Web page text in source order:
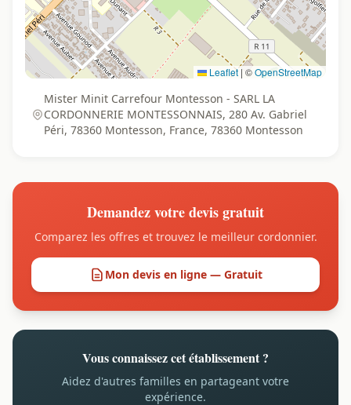
Leaflet | ©OpenStreetMap
Mister Minit Carrefour Montesson - SARL LA
CORDONNERIE MONTESSONNAIS, 280 Av. Gabriel
Péri, 78360 Montesson, France, 78360 Montesson
Demandez votre devis gratuit
Comparez les offres et trouvez le meilleur cordonnier.
Mon devis en ligne — Gratuit
Vous connaissez cet établissement ?
Aidez d'autres familles en partageant votre
expérience.